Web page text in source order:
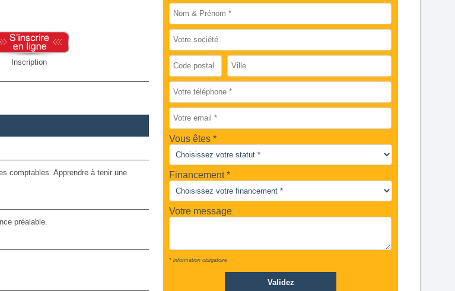
Inscription
comptables. Apprendre à tenir une
préalable.
Vous êtes
Financement *
Votre message
* information obligatoire